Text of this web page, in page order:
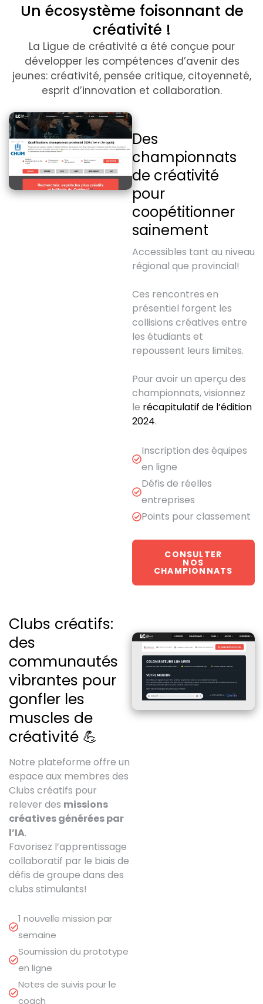
Un écosystème foisonnant de
créativité !
La Ligue de créativité a été conçue pour
développer les compétences d’avenir des
jeunes: créativité, pensée critique, citoyenneté,
esprit d’innovation et collaboration.
Des
championnats
de créativité
pour
coopétitionner
sainement
Accessibles tant au niveau
régional que provincial!
Ces rencontres en
présentiel forgent les
collisions créatives entre
les étudiants et
repoussent leurs limites.
Pour avoir un aperçu des
championnats, visionnez
le récapitulatif de l’édition
2024.
Inscription des équipes
en ligne
Défis de réelles
entreprises
Points pour classement
CONSULTER
NOS
CHAMPIONNATS
Clubs créatifs:
des
communautés
vibrantes pour
gonfler les
muscles de
créativité 💪
Notre plateforme offre un
espace aux membres des
Clubs créatifs pour
relever des missions
créatives générées par
l’IA.
Favorisez l’apprentissage
collaboratif par le biais de
défis de groupe dans des
clubs stimulants!
1 nouvelle mission par
semaine
Soumission du prototype
en ligne
Notes de suivis pour le
coach